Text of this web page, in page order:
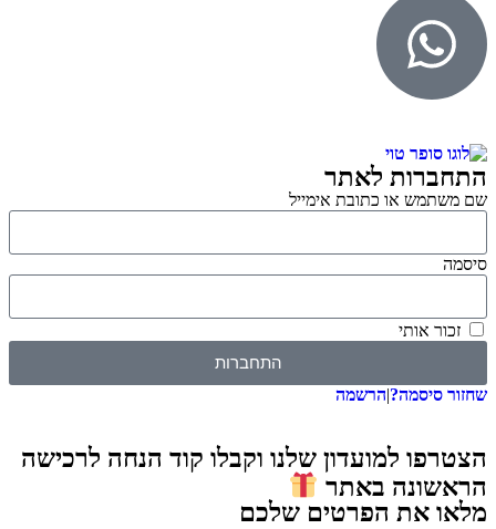
התחברות לאתר
שם משתמש או כתובת אימייל
סיסמה
זכור אותי
התחברות
שחזור סיסמה?|הרשמה
הצטרפו למועדון שלנו וקבלו קוד הנחה לרכישה
הראשונה באתר
מלאו את הפרטים שלכם